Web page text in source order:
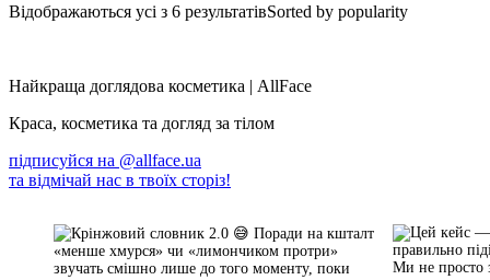
Відображаються усі з 6 результатівSorted by popularity
Найкраща доглядова косметика | AllFace
Краса, косметика та догляд за тілом
підписуйся на @allface.ua
та відмічай нас в твоїх сторіз!